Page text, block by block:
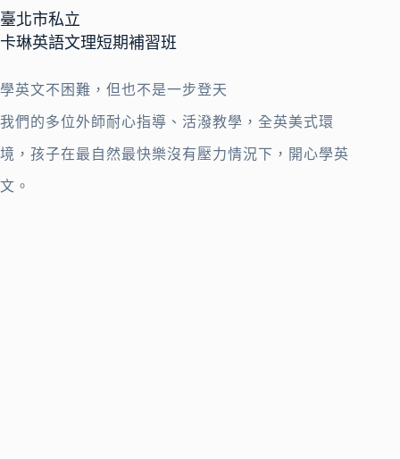
臺北市私立
卡琳英語文理短期補習班
學英文不困難，但也不是一步登天
我們的多位外師耐心指導、活潑教學，全英美式環
境，孩子在最自然最快樂沒有壓力情況下，開心學英
文。